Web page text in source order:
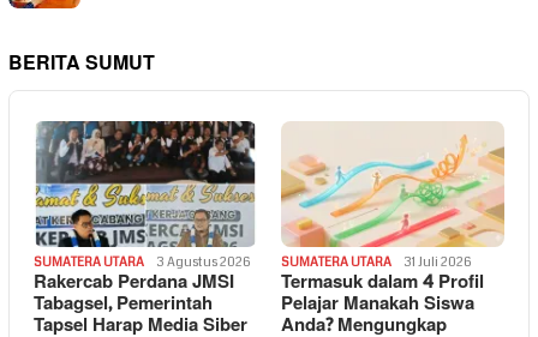
BERITA SUMUT
SUMATERA UTARA 3 Agustus 2026
Rakercab Perdana JMSI
Tabagsel, Pemerintah
Tapsel Harap Media Siber
SUMATERA UTARA 31 Juli 2026
Termasuk dalam 4 Profil
Pelajar Manakah Siswa
Anda? Mengungkap